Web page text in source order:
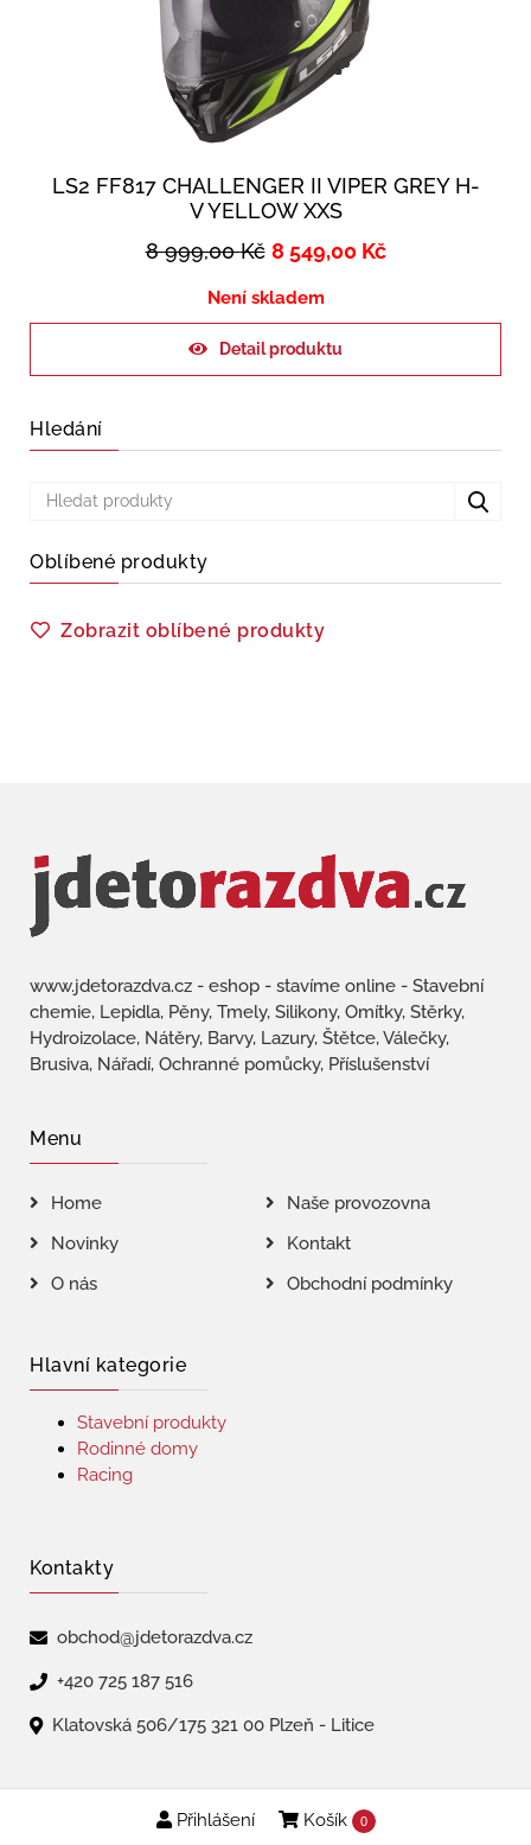
Přihlášení Košík 0
LS2 FF817 CHALLENGER II VIPER GREY H-
V YELLOW XXS
8 999,00Kč 8 549,00 Kč
Není skladem
Detail produktu
Hledání
Oblíbené produkty
Zobrazit oblíbené produkty
www.jdetorazdva.cz - eshop - stavíme online - Stavební
chemie, Lepidla, Pěny, Tmely, Silikony, Omítky, Stěrky,
Hydroizolace, Nátěry, Barvy, Lazury, Štětce, Válečky,
Brusiva, Nářadí, Ochranné pomůcky, Příslušenství
Menu
Home
Naše provozovna
Novinky
Kontakt
O nás
Obchodní podmínky
Hlavní kategorie
Stavební produkty
Rodinné domy
Racing
Kontakty
obchod@jdetorazdva.cz
+420 725 187 516
Klatovská 506/175 321 00 Plzeň - Litice
Copyright © 2026 | jdetorazdva